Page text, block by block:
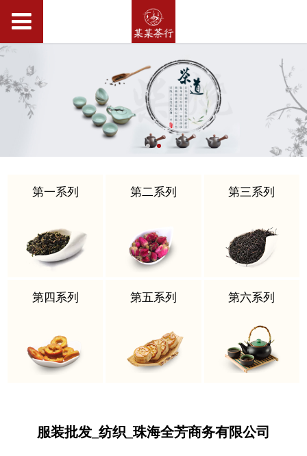
第一系列 第二系列 第三系列
第四系列 第五系列 第六系列
服装批发_纺织_珠海全芳商务有限公司